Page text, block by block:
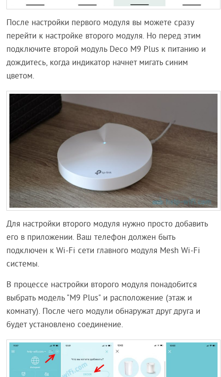
После настройки первого модуля вы можете сразу
перейти к настройке второго модуля. Но перед этим
подключите второй модуль Deco M9 Plus к питанию и
дождитесь, когда индикатор начнет мигать синим
цветом.
Для настройки второго модуля нужно просто добавить
его в приложении. Ваш телефон должен быть
подключен к Wi-Fi сети главного модуля Mesh Wi-Fi
системы.
В процессе настройки второго модуля понадобится
выбрать модель "M9 Plus" и расположение (этаж и
комнату). После чего модули обнаружат друг друга и
будет установлено соединение.